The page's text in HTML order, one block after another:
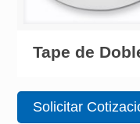
Tape de
Solicitar